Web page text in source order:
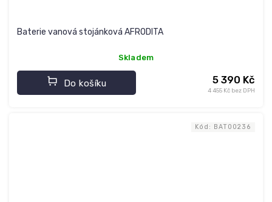
Baterie vanová stojánková AFRODITA
Skladem
4 455 Kč bez DPH
5 390 Kč
Do košíku
Kód: BAT00236